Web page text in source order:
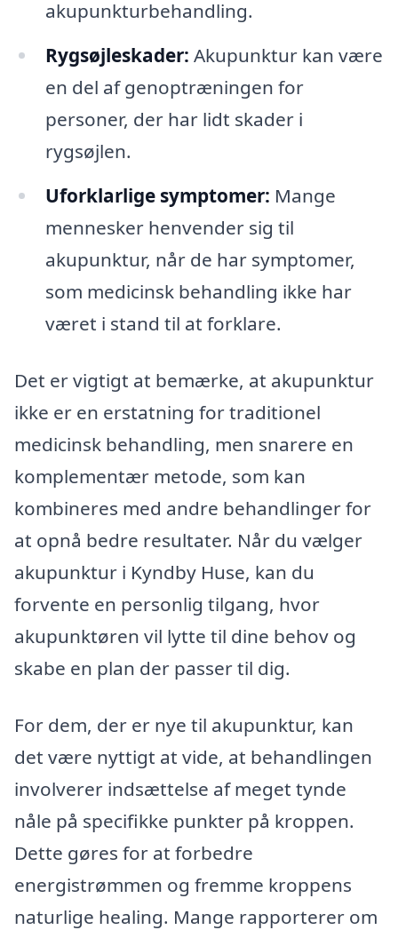
akupunkturbehandling.
Rygsøjleskader: Akupunktur kan være
en del af genoptræningen for
personer, der har lidt skader i
rygsøjlen.
Uforklarlige symptomer: Mange
mennesker henvender sig til
akupunktur, når de har symptomer,
som medicinsk behandling ikke har
været i stand til at forklare.
Det er vigtigt at bemærke, at akupunktur
ikke er en erstatning for traditionel
medicinsk behandling, men snarere en
komplementær metode, som kan
kombineres med andre behandlinger for
at opnå bedre resultater. Når du vælger
akupunktur i Kyndby Huse, kan du
forvente en personlig tilgang, hvor
akupunktøren vil lytte til dine behov og
skabe en plan der passer til dig.
For dem, der er nye til akupunktur, kan
det være nyttigt at vide, at behandlingen
involverer indsættelse af meget tynde
nåle på specifikke punkter på kroppen.
Dette gøres for at forbedre
energistrømmen og fremme kroppens
naturlige healing. Mange rapporterer om